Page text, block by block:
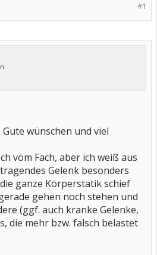
#1
wünschen und viel
vom Fach, aber ich weiß aus
Gelenk besonders
ganze Körperstatik schief
gehen noch stehen und
(ggf. auch kranke Gelenke,
die mehr bzw. falsch belastet